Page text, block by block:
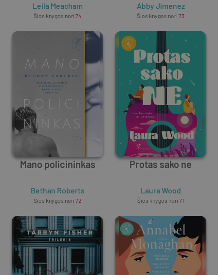
Leila Meacham
Šios knygos nori 74
Abby Jimenez
Šios knygos nori 73
Mano policininkas
Bethan Roberts
Šios knygos nori 72
Protas sako ne
Laura Wood
Šios knygos nori 71